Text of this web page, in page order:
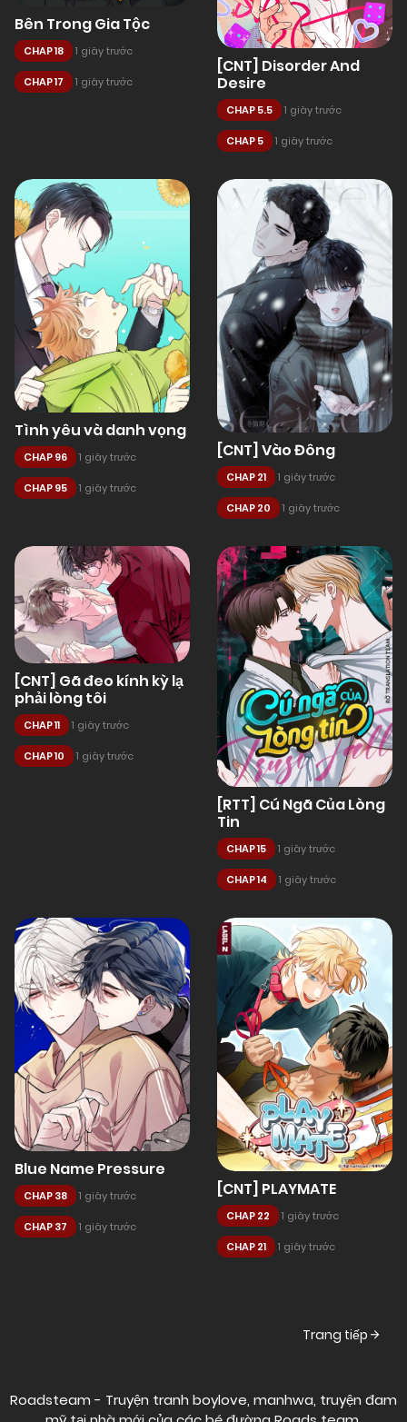
Bên Trong Gia Tộc
CHAP 18 1 giây trước
CHAP 17 1 giây trước
[CNT] Disorder And
Desire
CHAP 5.5 1 giây trước
CHAP 5 1 giây trước
Tình yêu và danh vọng
CHAP 96 1 giây trước
CHAP 95 1 giây trước
[CNT] Vào Đông
CHAP 21 1 giây trước
CHAP 20 1 giây trước
[CNT] Gã đeo kính kỳ lạ
phải lòng tôi
CHAP 11 1 giây trước
CHAP 10 1 giây trước
[RTT] Cú Ngã Của Lòng
Tin
CHAP 15 1 giây trước
CHAP 14 1 giây trước
Blue Name Pressure
CHAP 38 1 giây trước
CHAP 37 1 giây trước
[CNT] PLAYMATE
CHAP 22 1 giây trước
CHAP 21 1 giây trước
Trang tiếp
Roadsteam - Truyện tranh boylove, manhwa, truyện đam